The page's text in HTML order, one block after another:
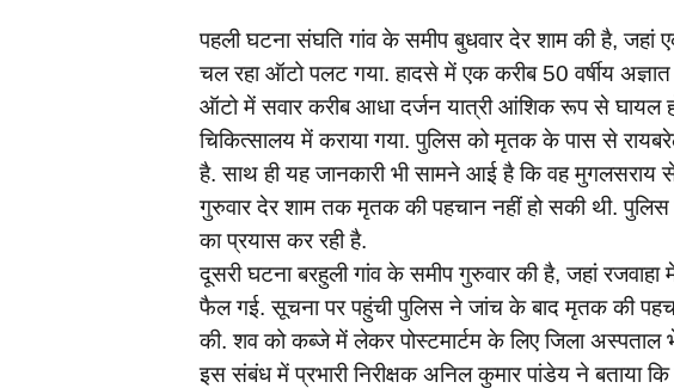
पहली घटना संघति गांव के समीप बुधवार देर शाम की है,
चल रहा ऑटो पलट गया. हादसे में एक करीब 50 वर्षीय अज्ञात
ऑटो में सवार करीब आधा दर्जन यात्री आंशिक रूप से घायल
चिकित्सालय में कराया गया. पुलिस को मृतक के पास से
है. साथ ही यह जानकारी भी सामने आई है कि वह मुगलसराय से
गुरुवार देर शाम तक मृतक की पहचान नहीं हो सकी थी.
का प्रयास कर रही है.
दूसरी घटना बरहुली गांव के समीप गुरुवार की है, जहां
फैल गई. सूचना पर पहुंची पुलिस ने जांच के बाद मृतक की
की. शव को कब्जे में लेकर पोस्टमार्टम के लिए जिला अस्पताल
इस संबंध में प्रभारी निरीक्षक अनिल कुमार पांडेय ने बताया कि